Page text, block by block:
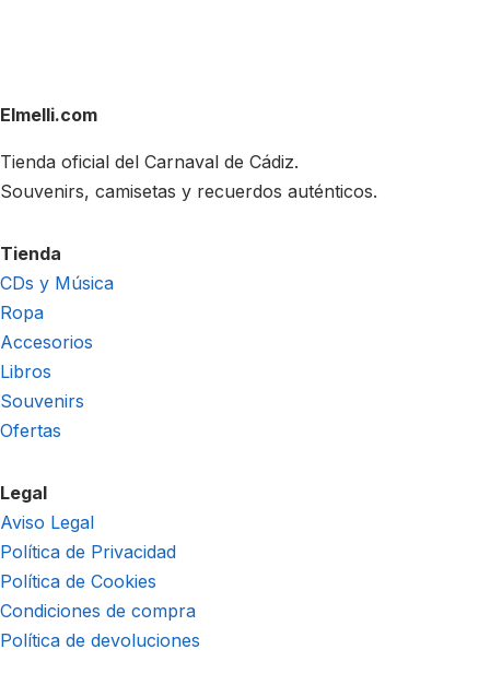
Elmelli.com
Tienda oficial del Carnaval de Cádiz.
Souvenirs, camisetas y recuerdos auténticos.
Tienda
CDs y Música
Ropa
Accesorios
Libros
Souvenirs
Ofertas
Legal
Aviso Legal
Política de Privacidad
Política de Cookies
Condiciones de compra
Política de devoluciones